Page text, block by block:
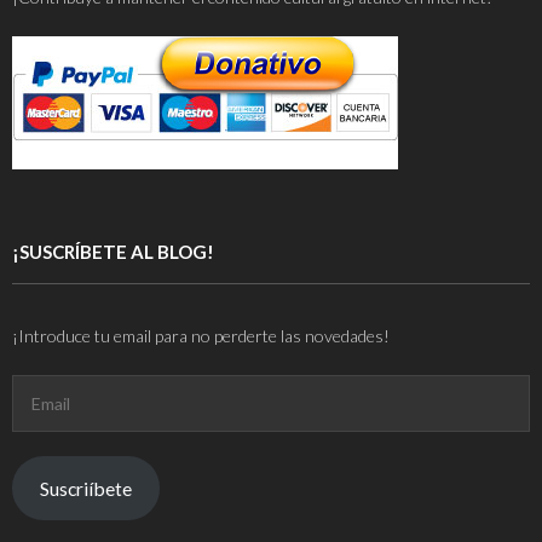
¡SUSCRÍBETE AL BLOG!
¡Introduce tu email para no perderte las novedades!
Suscriíbete